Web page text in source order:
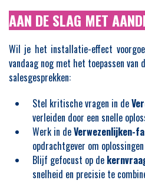
AAN DE SLAG MET
Wil je het installatie-effect
vandaag nog met het toepassen van
salesgesprekken:
Stel kritische vragen in de
verleiden door een snelle
Werk in deVerwezenlijken-
opdrachtgever om
Blijf gefocust op de
snelheid en precisie te